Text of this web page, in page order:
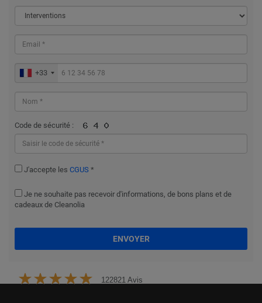
+33
Code de sécurité :
J'accepte les CGUS *
Je ne souhaite pas recevoir d'informations, de bons plans et de
cadeaux de Cleanolia
ENVOYER
122821 Avis